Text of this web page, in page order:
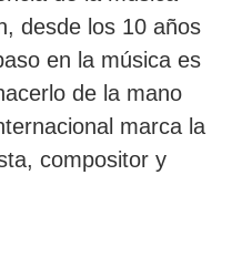
desde los 10 años
en la música es
de la mano
marca la
compositor y